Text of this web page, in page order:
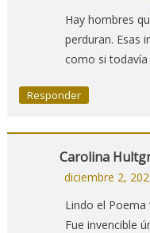
Hay hombres
perduran. Esas
como si todavía
Responder
Carolina
diciembre 2,
Lindo el Poema
Fue invencible